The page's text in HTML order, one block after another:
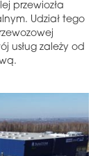
przewiozła
Udział tego
usług zależy od